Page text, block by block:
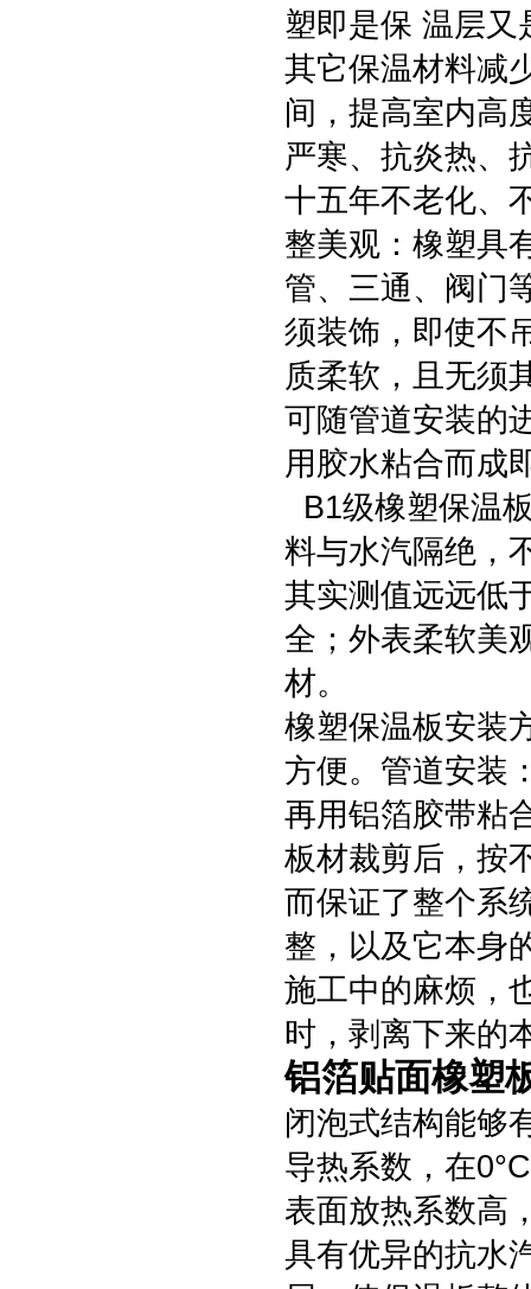
塑即是保 温层又
其它保温材料减
间，提高室内高
严寒、抗炎热、
十五年不老化、
整美观：橡塑具
管、三通、阀门
须装饰，即使不
质柔软，且无须
可随管道安装的
用胶水粘合而成
B1级橡塑保温
料与水汽隔绝，
其实测值远远低
全；外表柔软美
材。
橡塑保温板安装
方便。管道安装
再用铝箔胶带粘
板材裁剪后，按
而保证了整个系
整，以及它本身
施工中的麻烦，
时，剥离下来的
铝箔贴面橡塑
闭泡式结构能够
导热系数，在
表面放热系数高
具有优异的抗水